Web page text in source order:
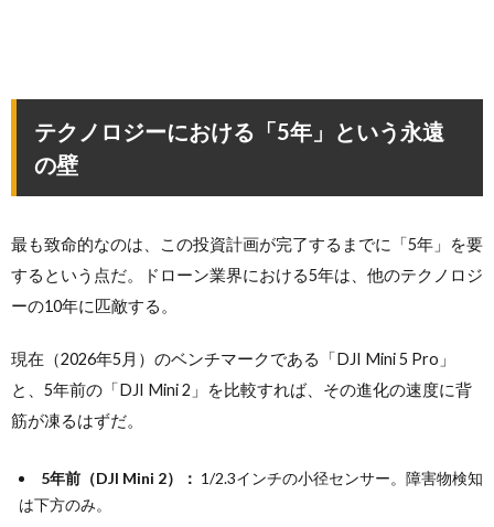
テクノロジーにおける「5年」という永遠
の壁
最も致命的なのは、この投資計画が完了するまでに「5年」を要
するという点だ。ドローン業界における5年は、他のテクノロジ
ーの10年に匹敵する。
現在（2026年5月）のベンチマークである「DJI Mini 5 Pro」
と、5年前の「DJI Mini 2」を比較すれば、その進化の速度に背
筋が凍るはずだ。
5年前（DJI Mini 2）： 1/2.3インチの小径センサー。障害物検知
は下方のみ。